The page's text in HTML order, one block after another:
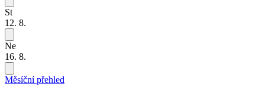
St
12. 8.
Ne
16. 8.
Měsíční přehled